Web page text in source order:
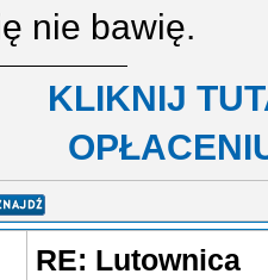
nie bawię.
KLIKNIJ
RE: Lutownica